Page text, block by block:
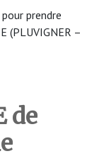
prendre
(PLUVIGNER –
de